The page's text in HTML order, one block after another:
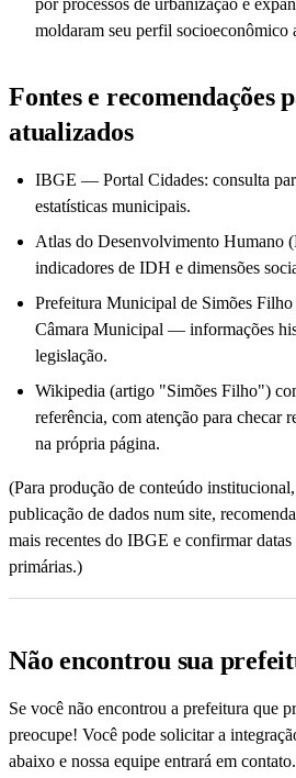
por processos de urbanização e
moldaram seu perfil socioeconômico
Fontes e recomendações
atualizados
IBGE — Portal Cidades: consulta
estatísticas municipais.
Atlas do Desenvolvimento
indicadores de IDH e dimensões
Prefeitura Municipal de Simões Filho
Câmara Municipal — informações
legislação.
Wikipedia (artigo "Simões Filho")
referência, com atenção para checar
na própria página.
(Para produção de conteúdo
publicação de dados num site,
mais recentes do IBGE e confirmar
primárias.)
Não encontrou sua
Se você não encontrou a prefeitura que
preocupe! Você pode solicitar a
abaixo e nossa equipe entrará em contato.